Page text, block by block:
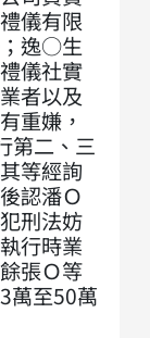
儀有限
逸○生
儀社實
者以及
重嫌，
第二、三
等經詢
認潘Ｏ
刑法妨
行時業
張Ｏ等
萬至50萬